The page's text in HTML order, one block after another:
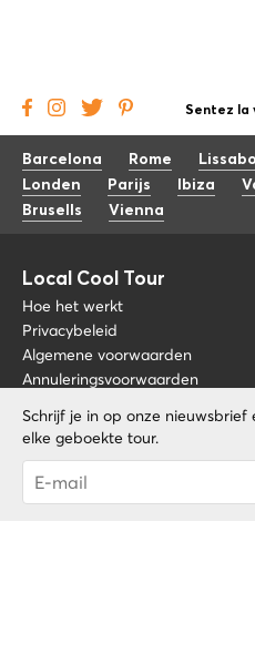
Schrijf je in op onze nieuwsbrief
elke geboekte tour.
Je bent succesvol
Promo code na
Sentez la
Barcelona Rome
Londen
Parijs Ibiza
Brusells
Vienna
Local Cool Tour
Hoe het werkt
Privacybeleid
Algemene voorwaarden
Annuleringsvoorwaarden
Blog
Over nos
FAQ
Word een gids